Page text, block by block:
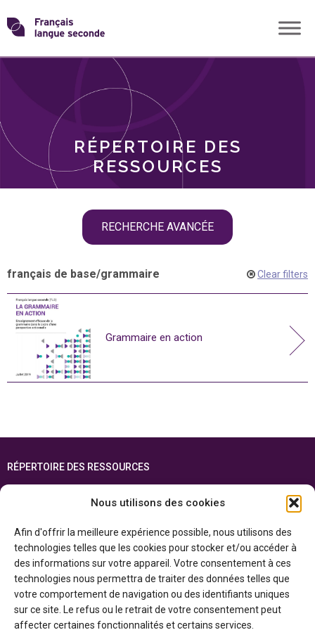
Nous utilisons des cookies
Afin d'offrir la meilleure expérience possible, nous utilisons des
technologies telles que les cookies pour stocker et/ou accéder à
des informations sur votre appareil. Votre consentement à ces
technologies nous permettra de traiter des données telles que
votre comportement de navigation ou des identifiants uniques
sur ce site. Le refus ou le retrait de votre consentement peut
affecter certaines fonctionnalités et certains services.
Skip
toTransformons
langue
RÉPERTOIRE DES
RESSOURCES
RECHERCHE AVANCÉE
THÈMES
français de base/grammaire Clear filters
Grammaire en action
RÉPERTOIRE DES RESSOURCES
ENGLISH
Cette ressource est réalisée grâce au soutien financier du gouvernement de
l’Ontario et du gouvernement duCanada par l’entremise du ministère du
Patrimoine canadien